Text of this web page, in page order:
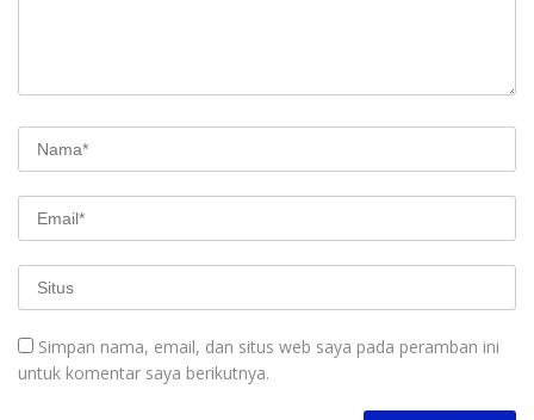
Simpan nama, email, dan situs web saya pada peramban ini
untuk komentar saya berikutnya.